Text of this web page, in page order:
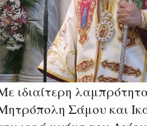
ιδιαίτερη
Σάμου και